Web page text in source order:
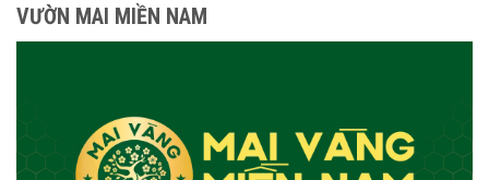
VƯỜN MAI MIỀN NAM